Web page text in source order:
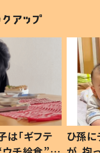
は「ギフテ
ひ孫